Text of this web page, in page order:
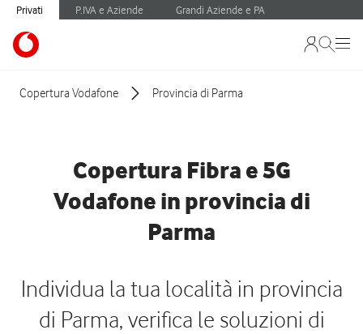
Privati P.IVA e Aziende Grandi Aziende e PA
Copertura Vodafone Provincia di Parma
Copertura Fibra e 5G
Vodafone in provincia di
Parma
Individua la tua località in provincia
di Parma, verifica le soluzioni di